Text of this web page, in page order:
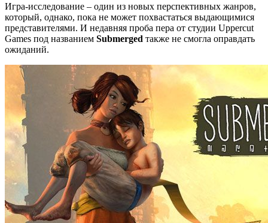
Игра-исследование – один из новых перспективных жанров,
который, однако, пока не может похвастаться выдающимися
представителями. И недавняя проба пера от студии Uppercut
Games под названием Submerged также не смогла оправдать
ожиданий.